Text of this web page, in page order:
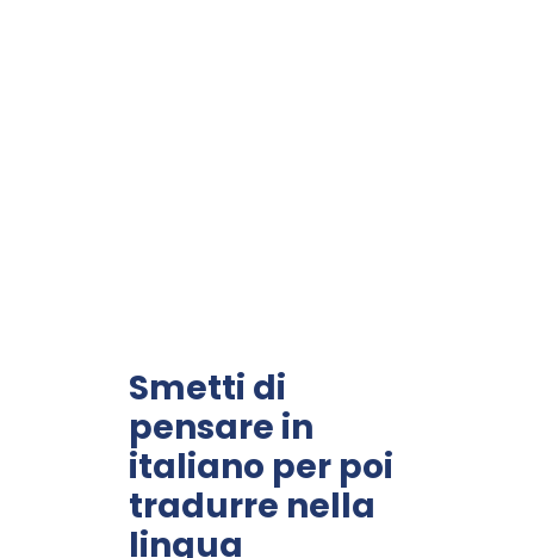
Smetti di
pensare in
italiano per poi
tradurre nella
lingua